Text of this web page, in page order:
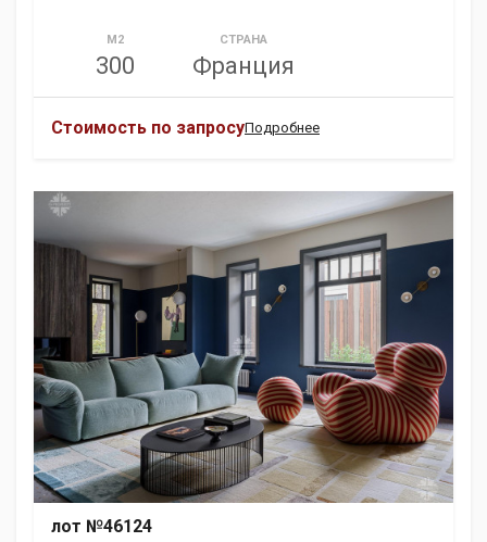
М2
300
СТРАНА
Франция
Стоимость по запросуПодробнее
лот №46124